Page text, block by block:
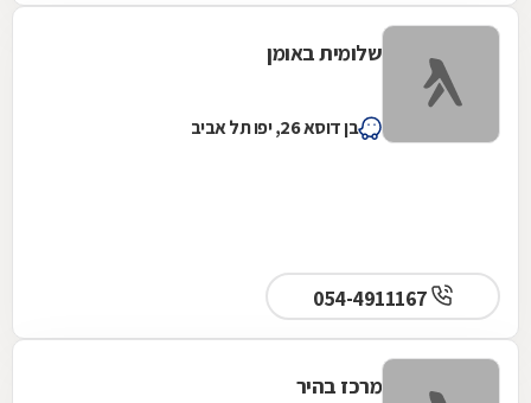
שלומית באומן
בן דוסא 26, יפו תל אביב
מרכז בהיר